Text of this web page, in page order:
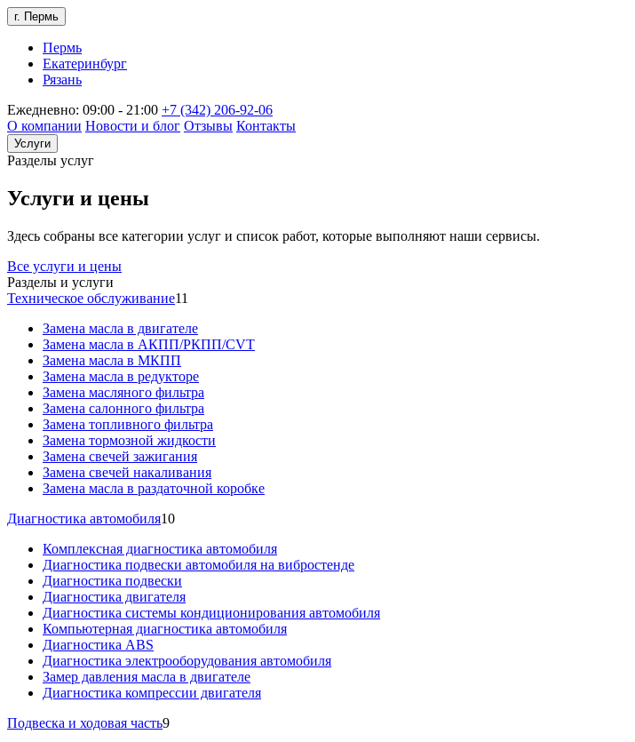
г. Пермь
Пермь
Екатеринбург
Рязань
Ежедневно: 09:00 - 21:00 +7 (342) 206-92-06
О компании Новости и блог Отзывы Контакты
Услуги
Разделы услуг
Услуги и цены
Здесь собраны все категории услуг и список работ, которые выполняют наши сервисы.
Все услуги и цены
Разделы и услуги
Техническое обслуживание11
Замена масла в двигателе
Замена масла в АКПП/РКПП/CVT
Замена масла в МКПП
Замена масла в редукторе
Замена масляного фильтра
Замена салонного фильтра
Замена топливного фильтра
Замена тормозной жидкости
Замена свечей зажигания
Замена свечей накаливания
Замена масла в раздаточной коробке
Диагностика автомобиля10
Комплексная диагностика автомобиля
Диагностика подвески автомобиля на вибростенде
Диагностика подвески
Диагностика двигателя
Диагностика системы кондиционирования автомобиля
Компьютерная диагностика автомобиля
Диагностика ABS
Диагностика электрооборудования автомобиля
Замер давления масла в двигателе
Диагностика компрессии двигателя
Подвеска и ходовая часть9